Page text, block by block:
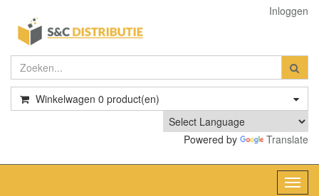
Inloggen
Winkelwagen 0 product(en)
Powered by Translate